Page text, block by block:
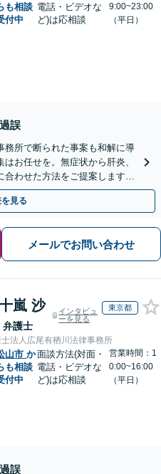
も相談
付中
電話・ビデオな
ど)は応相談
9:00~23:00
（平日）
誤
務所で断られた事案も和解に導
お任せを。無症状から肝炎、
合わせた方法をご提案します。
す。
見る
メールでお問い合わせ
嵐 沙
弁護士
インタビュ
ーを見る
東京都
法人広尾有栖川法律事務所
山市 か
も相談
付中
面談方法(対面・
電話・ビデオな
ど)は応相談
営業時間：1
0:00~16:00
（平日）
誤